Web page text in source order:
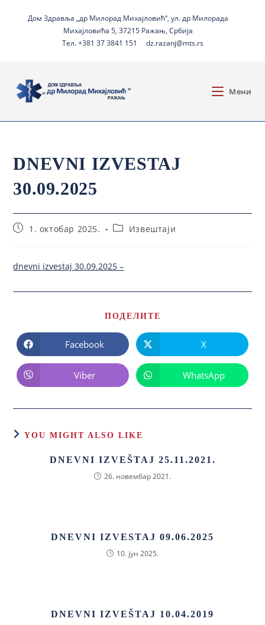
Дом Здравља „др Милорад Михајловић“, ул. др Милорада
Михајловића 5, 37215 Ражањ, Србија
Тел. +381 37 3841 151
dz.razanj@mts.rs
Мени
DNEVNI IZVESTAJ
30.09.2025
1. октобар 2025. Извештаји
dnevni izvestaj 30.09.2025 –
ПОДЕЛИТЕ
Facebook X
Viber WhatsApp
YOU MIGHT ALSO LIKE
DNEVNI IZVEŠTAJ 25.11.2021.
26. новембар 2021.
DNEVNI IZVESTAJ 09.06.2025
10. јун 2025.
DNEVNI IZVEŠTAJ 10.04.2019